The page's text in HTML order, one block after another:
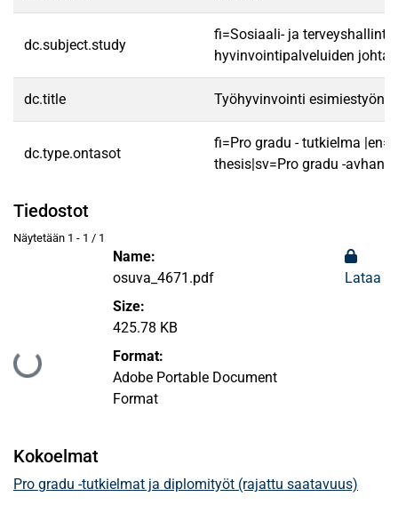
dc.subject.study
fi=Sosiaali- ja
hyvinvointipalveluiden
dc.title Työhyvinvointi esimiestyön
dc.type.ontasot
fi=Pro gradu - tutkielma
thesis|sv=Pro gradu -
Tiedostot
Näytetään 1 - 1 / 1
Ladataan...
Name:
osuva_4671.pdf
Size:
425.78 KB
Format:
Adobe Portable Document
Format
Lataa
Kokoelmat
Pro gradu -tutkielmat ja diplomityöt (rajattu saatavuus)